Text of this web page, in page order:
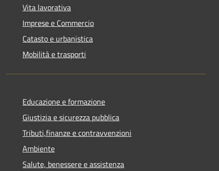
Vita lavorativa
Imprese e Commercio
Catasto e urbanistica
Mobilità e trasporti
Educazione e formazione
Giustizia e sicurezza pubblica
Tributi,finanze e contravvenzioni
Ambiente
Salute, benessere e assistenza